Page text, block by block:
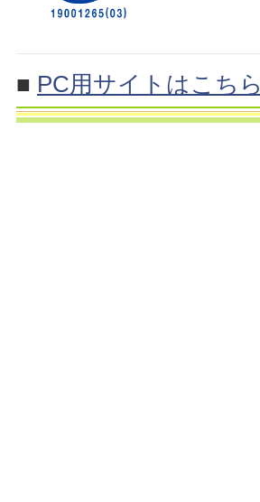
■ PC用サイトはこちら